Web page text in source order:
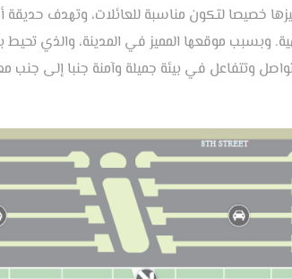
خصيصا لتكون مناسبة للعائلات، وتهدف حديقة
وبسبب موقعها المميز في المدينة، والذي
وتتفاعل في بيئة جميلة وآمنة جنبا إلى جنب مع